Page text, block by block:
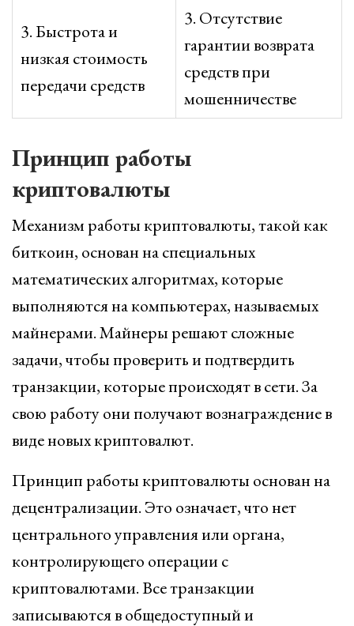
3. Быстрота и
низкая стоимость
передачи средств
3. Отсутствие
гарантии возврата
средств при
мошенничестве
Принцип работы
криптовалюты
Механизм работы криптовалюты, такой как
биткоин, основан на специальных
математических алгоритмах, которые
выполняются на компьютерах, называемых
майнерами. Майнеры решают сложные
задачи, чтобы проверить и подтвердить
транзакции, которые происходят в сети. За
свою работу они получают вознаграждение в
виде новых криптовалют.
Принцип работы криптовалюты основан на
децентрализации. Это означает, что нет
центрального управления или органа,
контролирующего операции с
криптовалютами. Все транзакции
записываются в общедоступный и